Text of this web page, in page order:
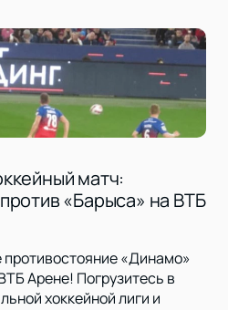
матч:
«Барыса» на ВТБ
противостояние «Динамо»
Арене! Погрузитесь в
хоккейной лиги и